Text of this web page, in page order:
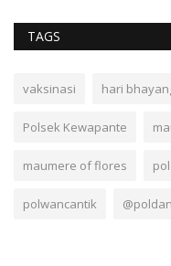
TAGS
vaksinasi hari
Polsek Kewapante
maumere of flores
polwancantik